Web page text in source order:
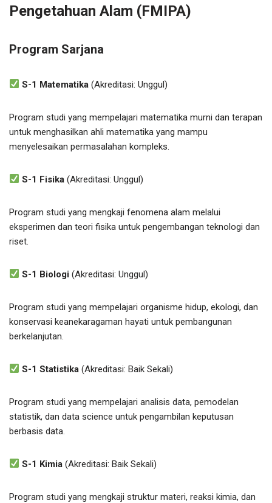
Pengetahuan Alam (FMIPA)
Program Sarjana
S-1 Matematika (Akreditasi: Unggul)
Program studi yang mempelajari matematika murni dan terapan
untuk menghasilkan ahli matematika yang mampu
menyelesaikan permasalahan kompleks.
S-1 Fisika (Akreditasi: Unggul)
Program studi yang mengkaji fenomena alam melalui
eksperimen dan teori fisika untuk pengembangan teknologi dan
riset.
S-1 Biologi (Akreditasi: Unggul)
Program studi yang mempelajari organisme hidup, ekologi, dan
konservasi keanekaragaman hayati untuk pembangunan
berkelanjutan.
S-1 Statistika (Akreditasi: Baik Sekali)
Program studi yang mempelajari analisis data, pemodelan
statistik, dan data science untuk pengambilan keputusan
berbasis data.
S-1 Kimia (Akreditasi: Baik Sekali)
Program studi yang mengkaji struktur materi, reaksi kimia, dan